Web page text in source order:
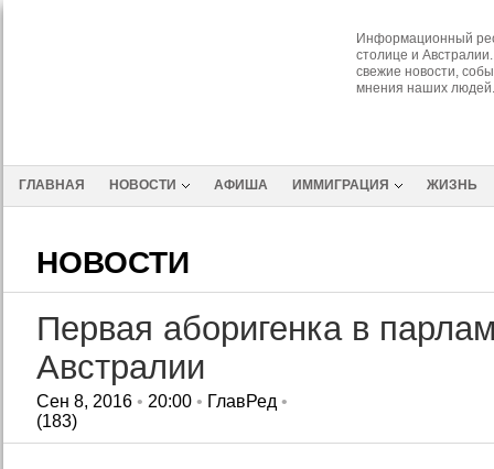
Информационный
столице и
свежие новости,
мнения наших людей.
ГЛАВНАЯ НОВОСТИ АФИША ИММИГРАЦИЯ ЖИЗНЬ
НОВОСТИ
Первая аборигенка в
Австралии
Сен 8, 2016• 20:00• ГлавРед •
(183)